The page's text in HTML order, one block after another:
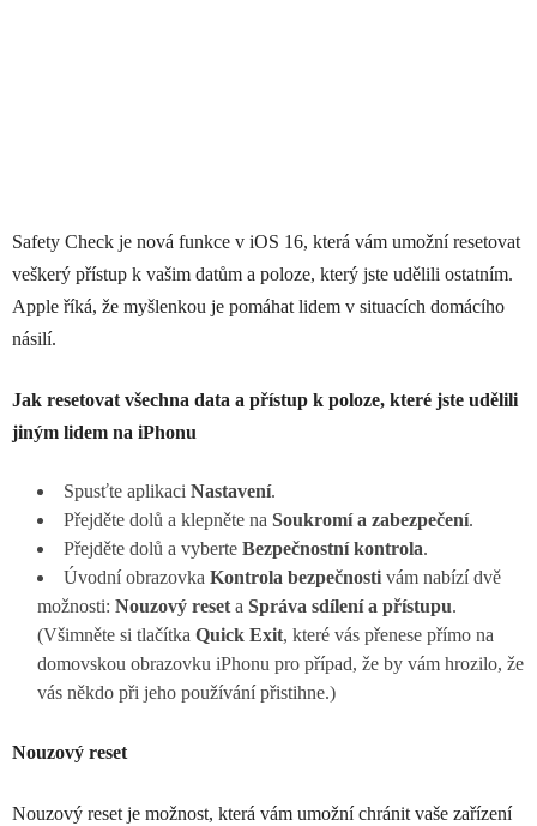
Safety Check je nová funkce v ‌iOS 16‌, která vám umožní resetovat
veškerý přístup k vašim datům a poloze, který jste udělili ostatním.
Apple říká, že myšlenkou je pomáhat lidem v situacích domácího
násilí.
Jak resetovat všechna data a přístup k poloze, které jste udělili
jiným lidem na iPhonu
Spusťte aplikaci Nastavení.
Přejděte dolů a klepněte na Soukromí a zabezpečení.
Přejděte dolů a vyberte Bezpečnostní kontrola.
Úvodní obrazovka Kontrola bezpečnosti vám nabízí dvě
možnosti: Nouzový reseta Správa sdílení a přístupu.
(Všimněte si tlačítka Quick Exit, které vás přenese přímo na
domovskou obrazovku ‌iPhonu‌ pro případ, že by vám hrozilo, že
vás někdo při jeho používání přistihne.)
Nouzový reset
Nouzový reset je možnost, která vám umožní chránit vaše zařízení